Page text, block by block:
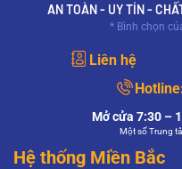
AN TOÀN - UY TÍN -
* Bình chọn
Liên hệ
Mở cửa 7:30 –
Một số Trung
Hệ thống Miền Bắc